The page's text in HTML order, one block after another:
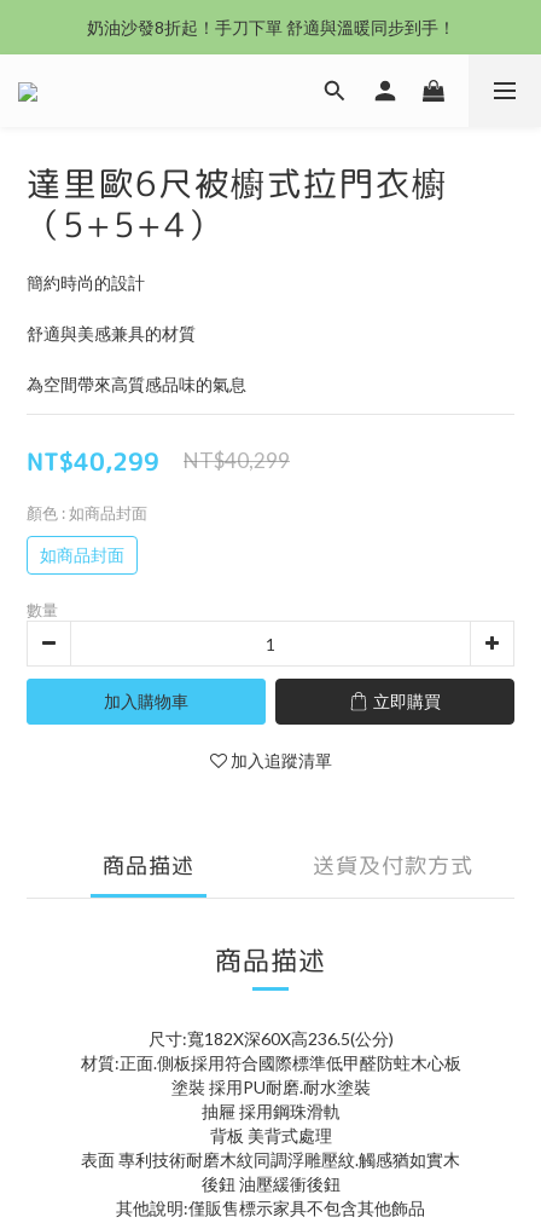
沙發新登場｜想躺就躺，頭等艙到商務艙一次擁有
奶油沙發8折起！手刀下單 舒適與溫暖同步到手！
Outlet專區：期間限定，驚喜下殺中！
達里歐6尺被櫥式拉門衣櫥
（5+5+4）
簡約時尚的設計
舒適與美感兼具的材質
為空間帶來高質感品味的氣息
NT$40,299 NT$40,299
顏色 : 如商品封面
如商品封面
數量
加入購物車 立即購買
加入追蹤清單
商品描述 送貨及付款方式
商品描述
尺寸:寬182X深60X高236.5(公分)
材質:正面.側板採用符合國際標準低甲醛防蛀木心板
塗裝 採用PU耐磨.耐水塗裝
抽屜 採用鋼珠滑軌
背板 美背式處理
表面 專利技術耐磨木紋同調浮雕壓紋.觸感猶如實木
後鈕 油壓緩衝後鈕
其他說明:僅販售標示家具不包含其他飾品